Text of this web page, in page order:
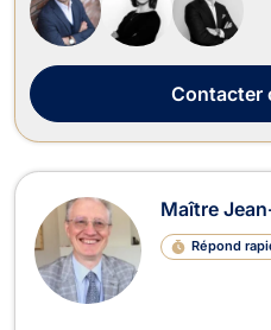
droit de la propriété intelle...
Contacter
Maître
Répond